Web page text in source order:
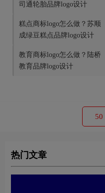
司通轮胎品牌logo设计
糕点商标logo怎么做？苏顺
成绿豆糕点品牌logo设计
教育商标logo怎么做？陆桥
教育品牌logo设计
50
热门文章